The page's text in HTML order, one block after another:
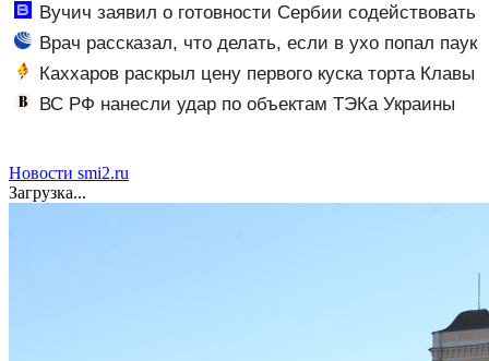
Вучич заявил о готовности Сербии содействовать
интеграции Украины в Евросоюз - Новости на
Вести.ru
Врач рассказал, что делать, если в ухо попал паук
Каххаров раскрыл цену первого куска торта Клавы
Коки и Масленникова
ВС РФ нанесли удар по объектам ТЭКа Украины
Новости smi2.ru
Загрузка...